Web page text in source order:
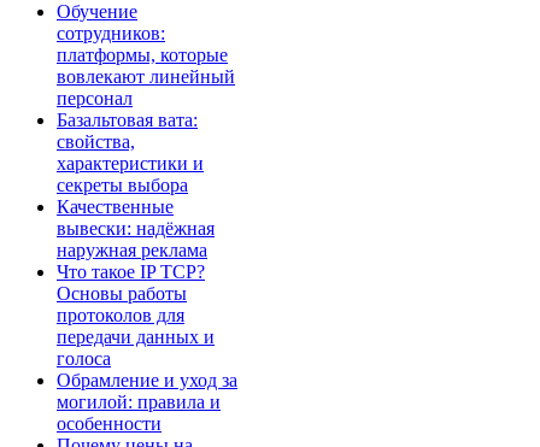
Обучение
сотрудников:
платформы, которые
вовлекают линейный
персонал
Базальтовая вата:
свойства,
характеристики и
секреты выбора
Качественные
вывески: надёжная
наружная реклама
Что такое IP TCP?
Основы работы
протоколов для
передачи данных и
голоса
Обрамление и уход за
могилой: правила и
особенности